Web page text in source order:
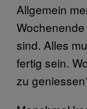
Allgemein
sind. Alles
fertig sein.
zu